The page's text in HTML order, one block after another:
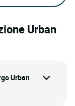
Urban
Urban